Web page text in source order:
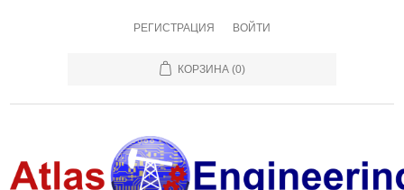
РЕГИСТРАЦИЯ ВОЙТИ
КОРЗИНА (0)